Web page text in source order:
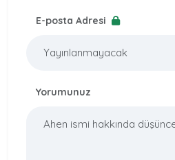
E-posta Adresi
Yorumunuz